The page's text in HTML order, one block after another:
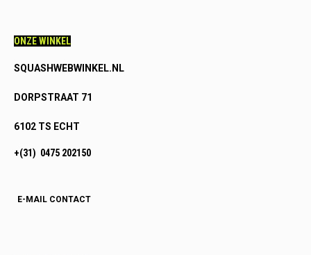
ONZE WINKEL
SQUASHWEBWINKEL.NL
DORPSTRAAT 71
6102 TS ECHT
+(31) 0475 202150
E-MAIL CONTACT